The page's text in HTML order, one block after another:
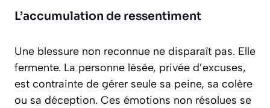
L’accumulation de ressentiment
Une blessure non reconnue ne disparaît pas. Elle
fermente. La personne lésée, privée d’excuses,
est contrainte de gérer seule sa peine, sa colère
ou sa déception. Ces émotions non résolues se